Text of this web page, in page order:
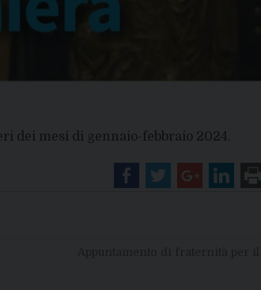
dei mesi di gennaio-febbraio 2024.